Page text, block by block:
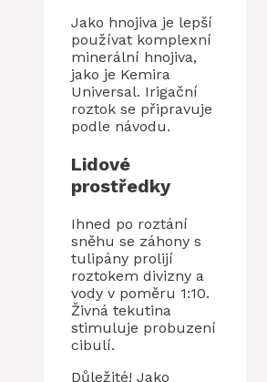
Jako hnojiva je lepší
používat komplexní
minerální hnojiva,
jako je Kemira
Universal. Irigační
roztok se připravuje
podle návodu.
Lidové
prostředky
Ihned po roztání
sněhu se záhony s
tulipány prolijí
roztokem divizny a
vody v poměru 1:10.
Živná tekutina
stimuluje probuzení
cibulí.
Důležité! Jako